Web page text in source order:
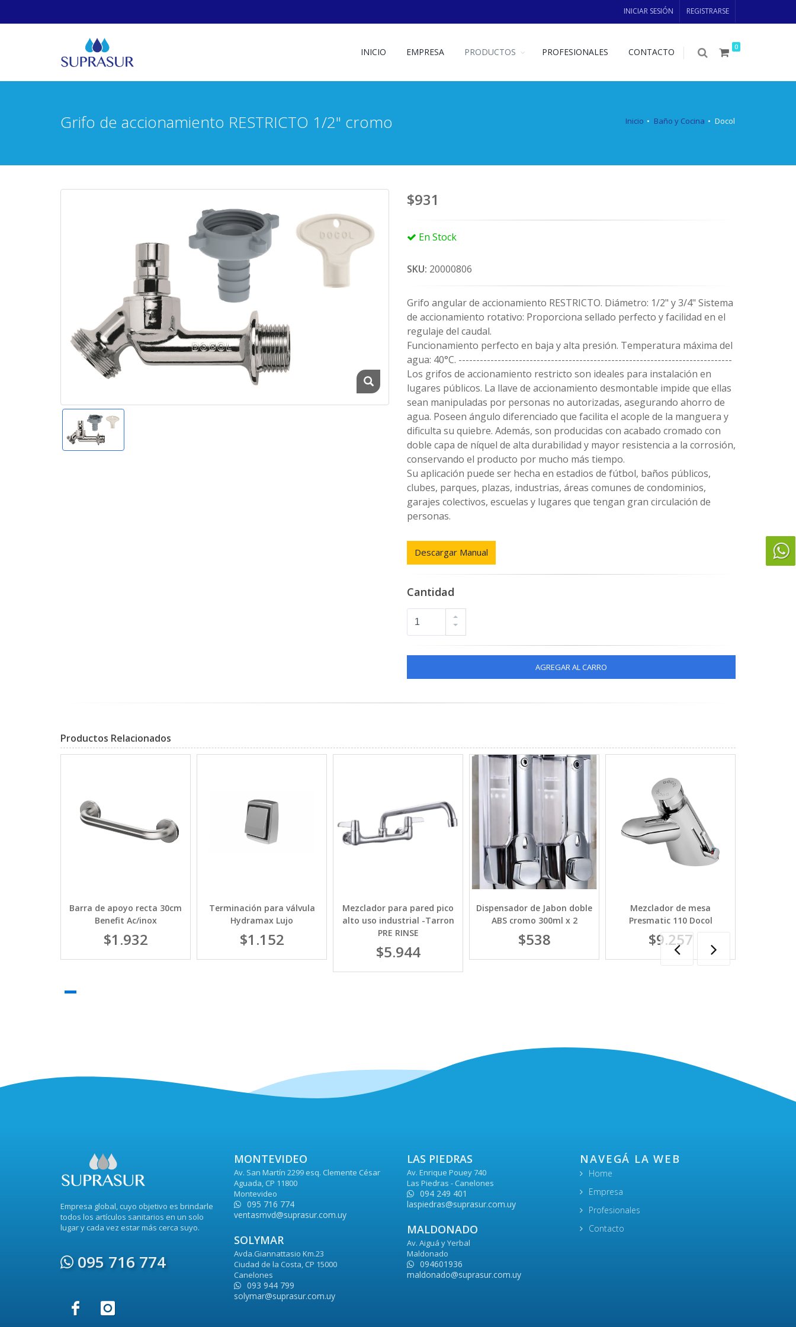
INICIAR SESIÓN REGISTRARSE
0
INICIO EMPRESA PRODUCTOS PROFESIONALES CONTACTO
Grifo de accionamiento RESTRICTO 1/2" cromo Inicio Baño y Cocina Docol
$931
En Stock
SKU: 20000806
Grifo angular de accionamiento RESTRICTO. Diámetro: 1/2" y 3/4" Sistema
de accionamiento rotativo: Proporciona sellado perfecto y facilidad en el
regulaje del caudal.
Funcionamiento perfecto en baja y alta presión. Temperatura máxima del
agua: 40°C. -----------------------------------------------------------------------------
Los grifos de accionamiento restricto son ideales para instalación en
lugares públicos. La llave de accionamiento desmontable impide que ellas
sean manipuladas por personas no autorizadas, asegurando ahorro de
agua. Poseen ángulo diferenciado que facilita el acople de la manguera y
dificulta su quiebre. Además, son producidas con acabado cromado con
doble capa de níquel de alta durabilidad y mayor resistencia a la corrosión,
conservando el producto por mucho más tiempo.
Su aplicación puede ser hecha en estadios de fútbol, baños públicos,
clubes, parques, plazas, industrias, áreas comunes de condominios,
garajes colectivos, escuelas y lugares que tengan gran circulación de
personas.
Descargar Manual
Cantidad
AGREGAR AL CARRO
Productos Relacionados
Barra de apoyo recta 30cm
Benefit Ac/inox
$1.932
Terminación para válvula
Hydramax Lujo
$1.152
Mezclador para pared pico
alto uso industrial -Tarron
PRE RINSE
$5.944
Dispensador de Jabon doble
ABS cromo 300ml x 2
$538
Mezclador de mesa
Presmatic 110 Docol
$9.257
Empresa global, cuyo objetivo es brindarle
todos los artículos sanitarios en un solo
lugar y cada vez estar más cerca suyo.
095 716 774
MONTEVIDEO
Av. San Martín 2299 esq. Clemente César
Aguada, CP 11800
Montevideo
095 716 774
ventasmvd@suprasur.com.uy
SOLYMAR
Avda.Giannattasio Km.23
Ciudad de la Costa, CP 15000
Canelones
093 944 799
solymar@suprasur.com.uy
LAS PIEDRAS
Av. Enrique Pouey 740
Las Piedras - Canelones
094 249 401
laspiedras@suprasur.com.uy
MALDONADO
Av. Aiguá y Yerbal
Maldonado
094601936
maldonado@suprasur.com.uy
NAVEGÁ LA WEB
Home
Empresa
Profesionales
Contacto